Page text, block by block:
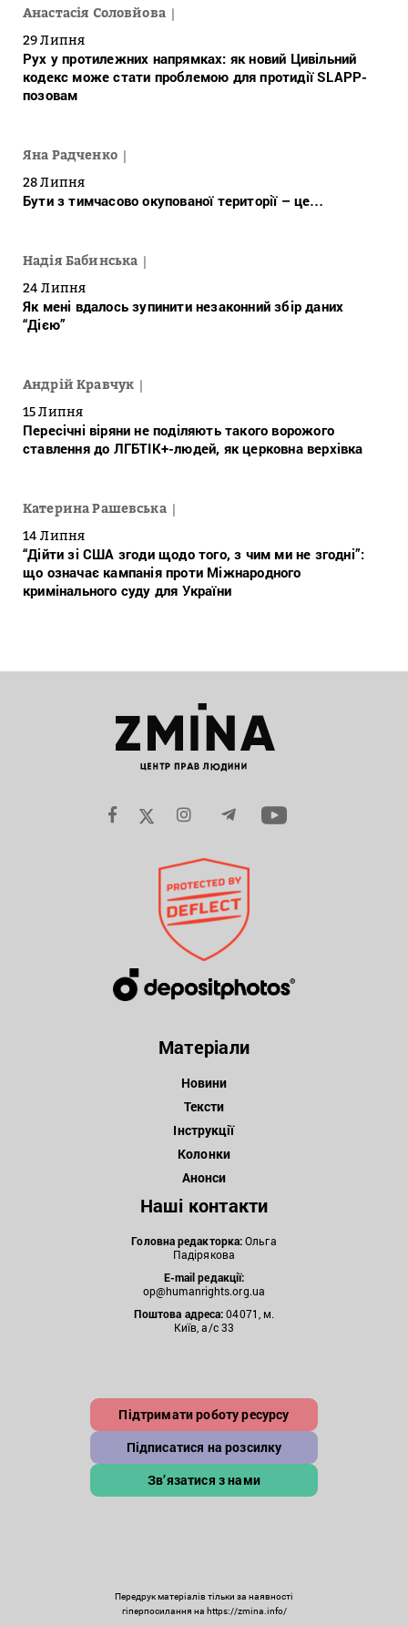
Анастасія Соловйова
29 Липня
Рух у протилежних напрямках: як новий Цивільний
кодекс може стати проблемою для протидії SLAPP-
позовам
Яна Радченко
28 Липня
Бути з тимчасово окупованої території – це…
Надія Бабинська
24 Липня
Як мені вдалось зупинити незаконний збір даних
“Дією”
Андрій Кравчук
15 Липня
Пересічні віряни не поділяють такого ворожого
ставлення до ЛГБТІК+-людей, як церковна верхівка
Катерина Рашевська
14 Липня
“Дійти зі США згоди щодо того, з чим ми не згодні”:
що означає кампанія проти Міжнародного
кримінального суду для України
Матеріали
Новини
Тексти
Інструкції
Колонки
Анонси
Наші контакти
Головна редакторка:Ольга
Падірякова
E-mail редакції:
op@humanrights.org.ua
Поштова адреса:04071, м.
Київ, а/с 33
Підтримати роботу ресурсу
Підписатися на розсилку
Зв’язатися з нами
Передрук матеріалів тільки за наявності
гіперпосилання на https://zmina.info/